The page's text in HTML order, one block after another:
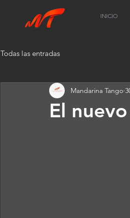
INICIO
Todas las entradas
El
Mandarina Tango